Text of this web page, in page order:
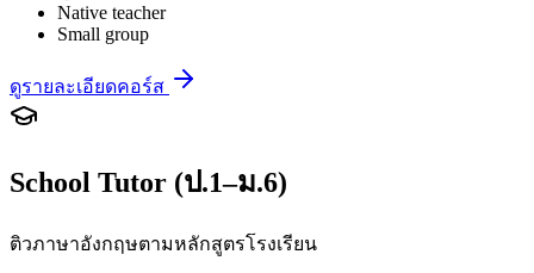
Native teacher
Small group
ดูรายละเอียดคอร์ส
School Tutor (ป.1–ม.6)
ติวภาษาอังกฤษตามหลักสูตรโรงเรียน